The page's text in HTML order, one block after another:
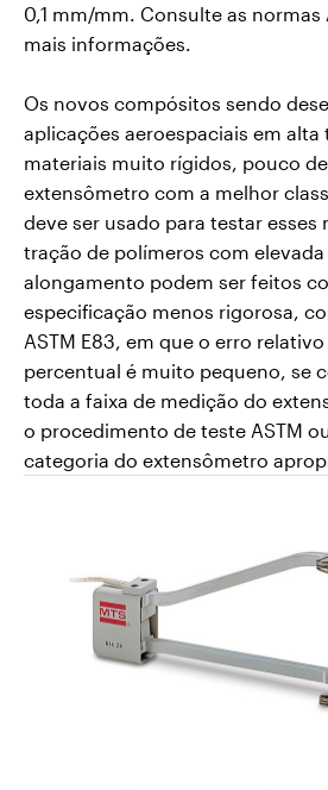
0,1 mm/mm. Consulte as normas
mais informações.
Os novos compósitos sendo
aplicações aeroespaciais em alta
materiais muito rígidos, pouco
extensômetro com a melhor
deve ser usado para testar esses
tração de polímeros com
alongamento podem ser feitos
especificação menos rigorosa,
ASTM E83, em que o erro
percentual é muito pequeno, se
toda a faixa de medição do
o procedimento de teste ASTM
categoria do extensômetro